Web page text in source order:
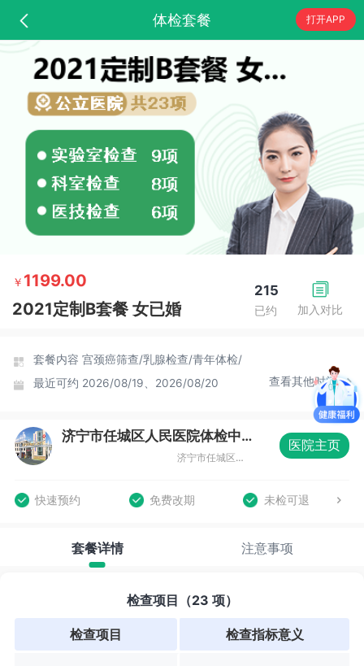
体检套餐 打开APP
加入对比
215
已约
￥ 1199.00
2021定制B套餐 女已婚
套餐内容 宫颈癌筛查/乳腺检查/青年体检/
最近可约 2026/08/19、2026/08/20 查看其他时间
济宁市任城区人民医院体检中心
济宁市任城区吕公堂街6号
医院主页
快速预约 免费改期 未检可退
套餐详情 注意事项
检查项目（23 项）
检查项目 检查指标意义